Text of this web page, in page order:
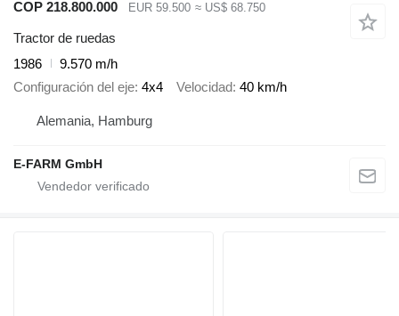
COP 218.800.000 EUR 59.500 ≈ US$ 68.750
Tractor de ruedas
1986
9.570 m/h
Configuración del eje 4x4 Velocidad 40 km/h
Alemania, Hamburg
E-FARM GmbH